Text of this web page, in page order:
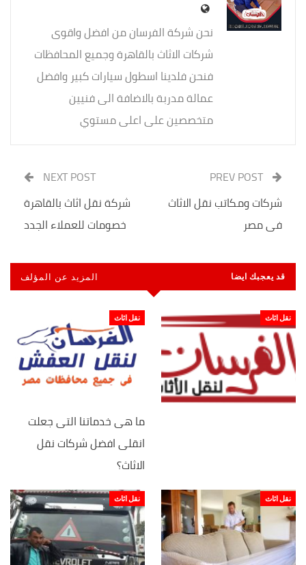
نحن شركة الفرسان من افضل واقوى
شركات الاثاث بالقاهرة وجميع المحافظات
فنحن فلدينا اسطول سيارات كبير وافضل
عمالة مدربة بالاضافة الى فنيين
متخصصين على اعلى مستوي
PREV POST
شركات ومكاتب نقل الاثاث
فى مصر
NEXT POST
شركة نقل اثاث بالقاهرة
خصومات للعملاء الجدد
قد يعجبك ايضا المزيد عن المؤلف
نقل اثاث نقل اثاث
ما هى خدماتنا التى جعلت
انقلى افضل شركات نقل
الاثاث؟
نقل اثاث نقل اثاث